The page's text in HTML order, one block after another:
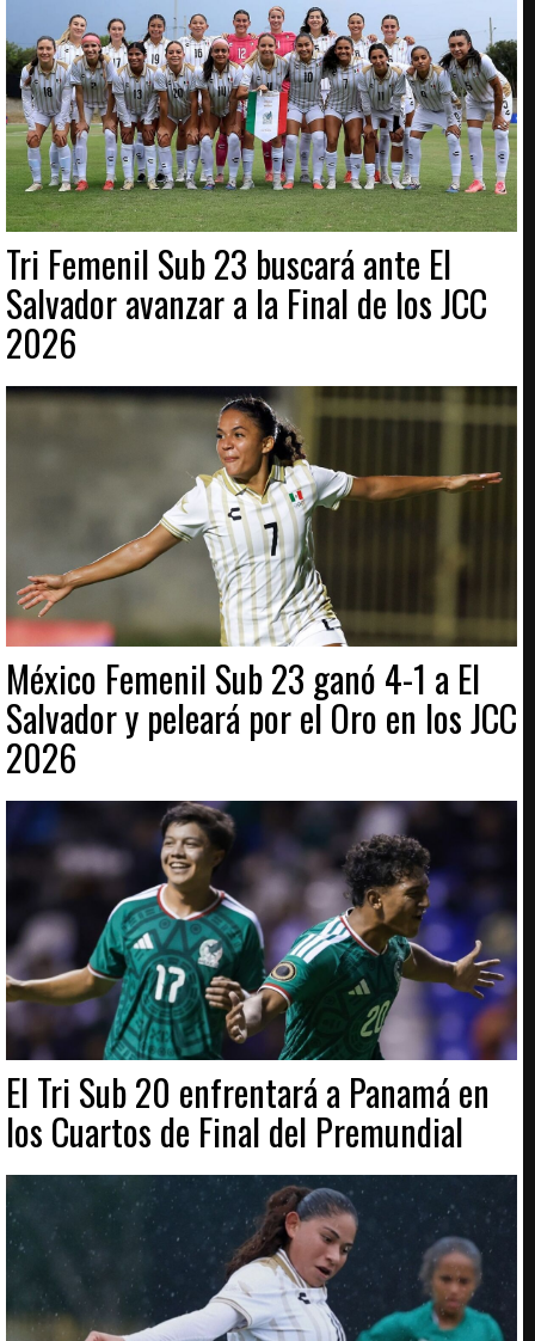
Tri Femenil Sub 23 buscará ante El
Salvador avanzar a la Final de los JCC
2026
México Femenil Sub 23 ganó 4-1 a El
Salvador y peleará por el Oro en los JCC
2026
El Tri Sub 20 enfrentará a Panamá en
los Cuartos de Final del Premundial